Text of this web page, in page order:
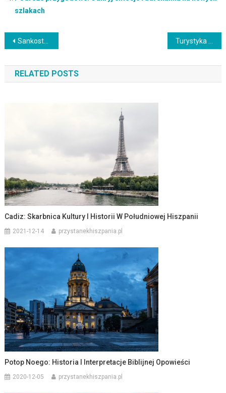
szlakach
Nawigacja
wpisu
Sankostrada Krynica: Cennik, Trasy i Atrakcje na Stoku Saneczkowym Turystyka pamięci: Podróże do miejsc pamięci i tragedii historycznych
RELATED POSTS
Cadiz: Skarbnica Kultury I Historii W Południowej Hiszpanii
2021-12-14 przystanekhiszpania.pl
Potop Noego: Historia I Interpretacje Biblijnej Opowieści
2020-12-05 przystanekhiszpania.pl